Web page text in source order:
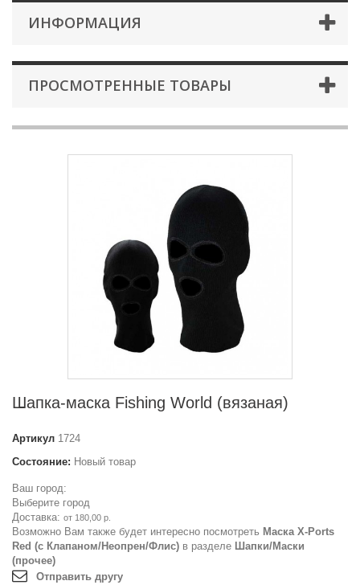
ИНФОРМАЦИЯ
ПРОСМОТРЕННЫЕ ТОВАРЫ
Шапка-маска Fishing World (вязаная)
Артикул 1724
Состояние: Новый товар
Ваш город:
Выберите город
Доставка: от 180,00 р.
Возможно Вам также будет интересно посмотреть Маска X-Ports
Red (с Клапаном/Неопрен/Флис) в разделе Шапки/Маски
(прочее)
Отправить другу